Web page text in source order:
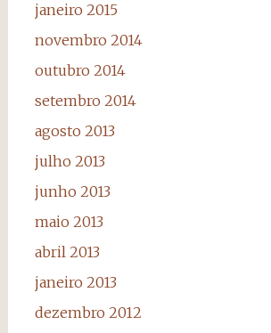
janeiro 2015
novembro 2014
outubro 2014
setembro 2014
agosto 2013
julho 2013
junho 2013
maio 2013
abril 2013
janeiro 2013
dezembro 2012